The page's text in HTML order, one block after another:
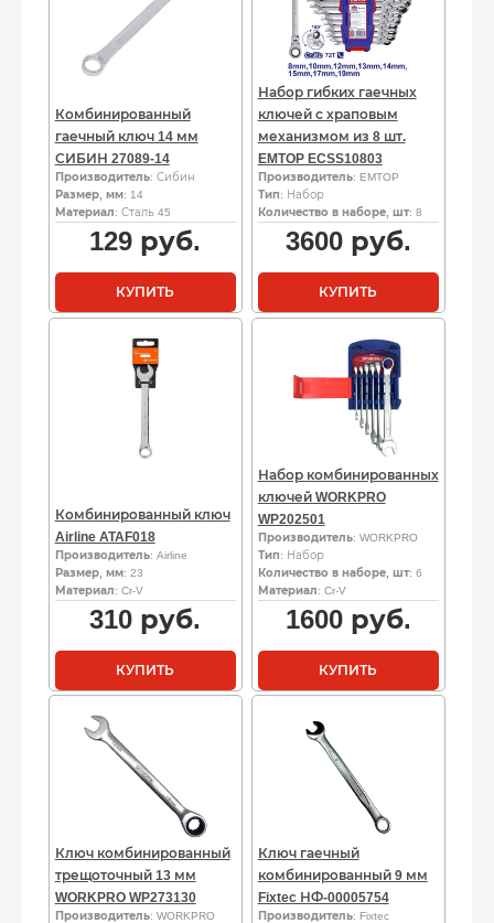
Комбинированный
гаечный ключ 14 мм
СИБИН 27089-14
Производитель: Сибин
Размер, мм: 14
Материал: Сталь 45
129 руб.
КУПИТЬ
Набор гибких гаечных
ключей с храповым
механизмом из 8 шт.
EMTOP ECSS10803
Производитель: EMTOP
Тип: Набор
Количество в наборе, шт: 8
3600руб.
КУПИТЬ
Комбинированный ключ
Airline ATAF018
Производитель: Airline
Размер, мм: 23
Материал: Cr-V
310 руб.
КУПИТЬ
Набор комбинированных
ключей WORKPRO
WP202501
Производитель: WORKPRO
Тип: Набор
Количество в наборе, шт: 6
Материал: Cr-V
1600руб.
КУПИТЬ
Ключ комбинированный
трещоточный 13 мм
WORKPRO WP273130
Производитель: WORKPRO
Ключ гаечный
комбинированный 9 мм
Fixtec НФ-00005754
Производитель: Fixtec